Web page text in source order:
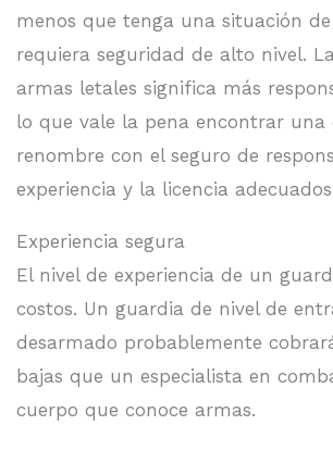
menos que tenga una situación
requiera seguridad de alto nivel.
armas letales significa más
lo que vale la pena encontrar una
renombre con el seguro de
experiencia y la licencia
Experiencia segura
El nivel de experiencia de un
costos. Un guardia de nivel de
desarmado probablemente
bajas que un especialista en
cuerpo que conoce armas.